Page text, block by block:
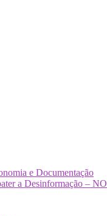
e Documentação
a Desinformação –